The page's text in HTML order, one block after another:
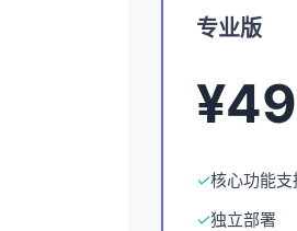
专业版
✓核心功能支
✓独立部署